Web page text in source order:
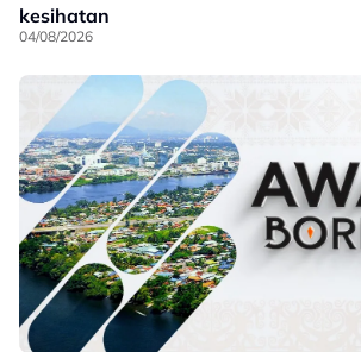
kesihatan
04/08/2026